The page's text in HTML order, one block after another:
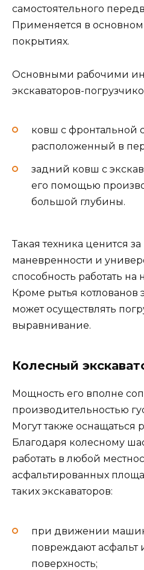
самостоятельного
Применяется в
покрытиях.
Основными рабочими
экскаваторов-
ковш с фронтальной
расположенный в
задний ковш с
его помощью
большой глубины.
Такая техника ценится
маневренности и
способность работать на
Кроме рытья котлованов
может осуществлять
выравнивание.
Колесный
Мощность его вполне
производительностью
Могут также
Благодаря колесному
работать в любой
асфальтированных
таких экскаваторов:
при движении
повреждают асфальт
поверхность;